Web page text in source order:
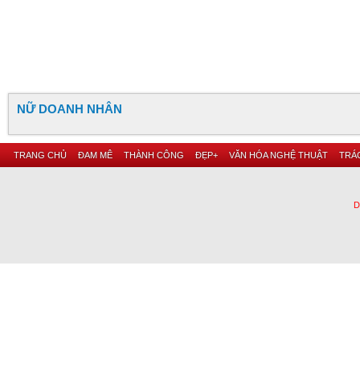
NỮ DOANH NHÂN
TRANG CHỦ ĐAM MÊ THÀNH CÔNG ĐẸP+ VĂN HÓA NGHỆ THUẬT